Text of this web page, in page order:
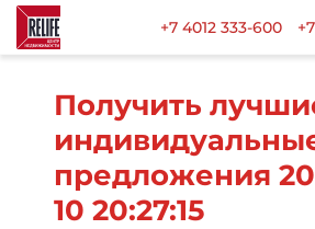
+7 4012 333-600
Получить
предложения
10 20:27:15